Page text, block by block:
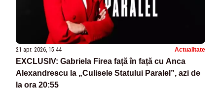
21 apr. 2026, 15:44 Actualitate
EXCLUSIV: Gabriela Firea față în față cu Anca
Alexandrescu la „Culisele Statului Paralel”, azi de
la ora 20:55